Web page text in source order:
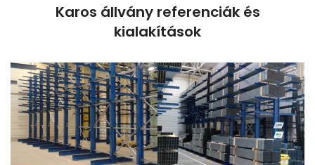
Karos állvány referenciák és
kialakítások